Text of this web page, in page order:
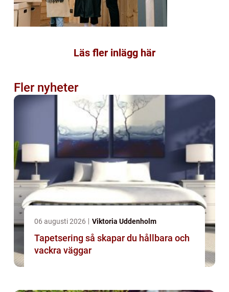
Läs fler inlägg här
Fler nyheter
06 augusti 2026 Viktoria Uddenholm
Tapetsering så skapar du hållbara och
vackra väggar